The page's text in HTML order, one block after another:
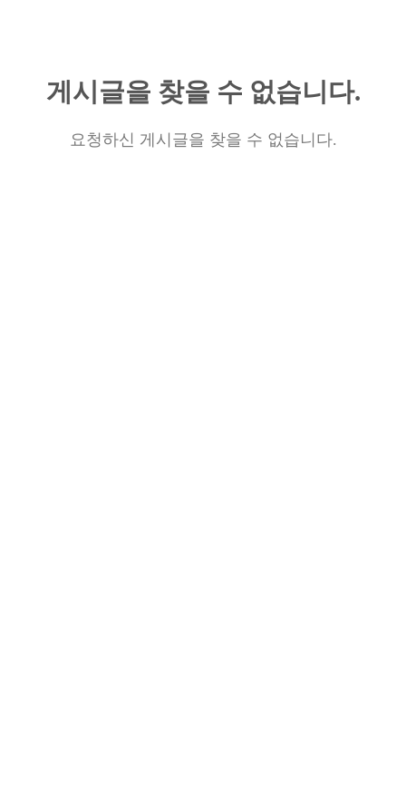
게시글을 찾을 수 없습니다.
요청하신 게시글을 찾을 수 없습니다.